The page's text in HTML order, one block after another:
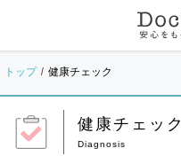
トップ 健康チェック
健康チェック